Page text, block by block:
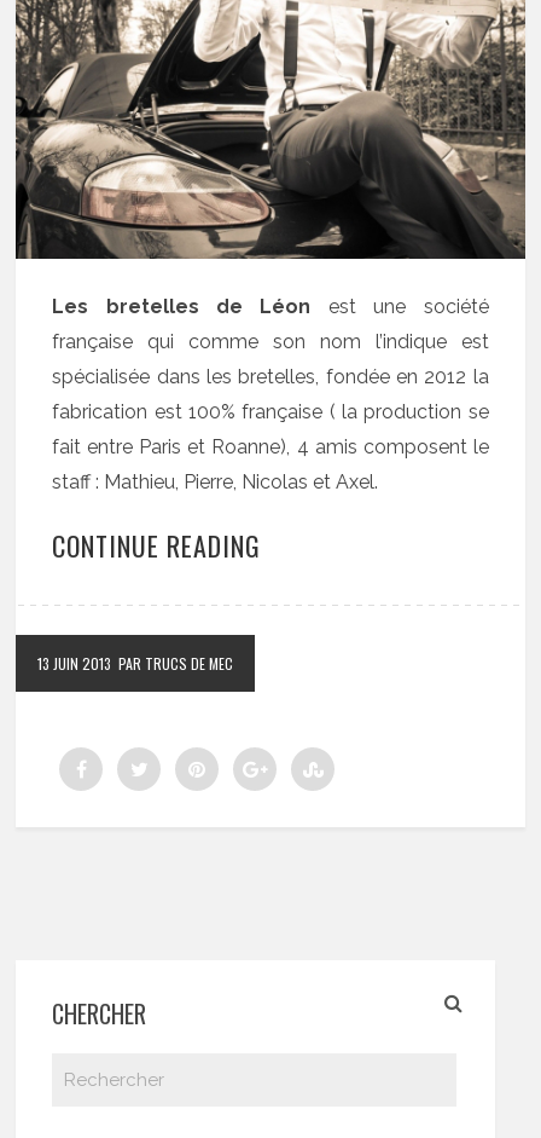
Les bretelles de Léon est une société
française qui comme son nom l’indique est
spécialisée dans les bretelles, fondée en 2012 la
fabrication est 100% française ( la production se
fait entre Paris et Roanne), 4 amis composent le
staff : Mathieu, Pierre, Nicolas et Axel.
CONTINUE READING
13 JUIN 2013 PAR TRUCS DE MEC
CHERCHER